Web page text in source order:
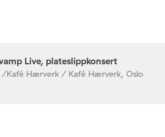
Live, plateslippkonsert
/Kafé Hærverk / Kafé Hærverk, Oslo